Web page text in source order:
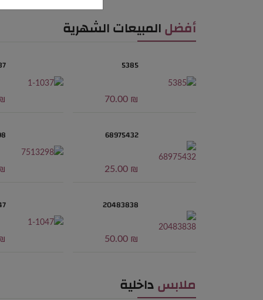
أفضلالمبيعات الشهرية
5385
₪ 70.00
68975432
₪ 25.00
20483838
₪ 50.00
ملابسداخلية